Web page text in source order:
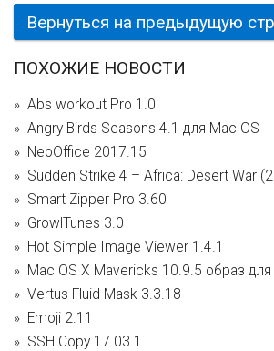
Вернуться на предыдущую
ПОХОЖИЕ НОВОСТИ
Abs workout Pro 1.0
Angry Birds Seasons 4.1 для Mac OS
NeoOffice 2017.15
Sudden Strike 4 – Africa: Desert War
Smart Zipper Pro 3.60
GrowlTunes 3.0
Hot Simple Image Viewer 1.4.1
Mac OS X Mavericks 10.9.5 образ
Vertus Fluid Mask 3.3.18
Emoji 2.11
SSH Copy 17.03.1